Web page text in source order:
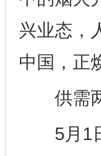
兴业态，
中国，正
供需两
5月1日